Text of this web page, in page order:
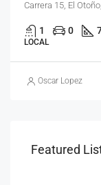
1 0
LOCAL
Oscar Lopez
Featured